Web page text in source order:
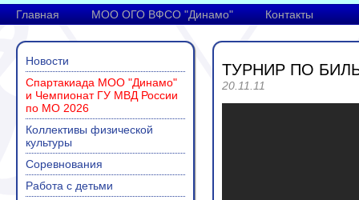
Главная МОО ОГО ВФСО "Динамо" Контакты
Новости
Спартакиада МОО "Динамо"
и Чемпионат ГУ МВД России
по МО 2026
Коллективы физической
культуры
Соревнования
Работа с детьми
ТУРНИР ПО
20.11.11